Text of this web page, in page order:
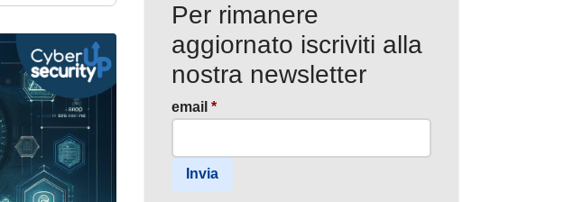
Per rimanere
aggiornato iscriviti alla
nostra newsletter
email *
Invia